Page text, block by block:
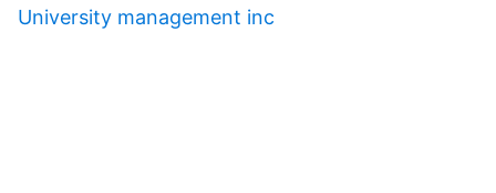
University management inc